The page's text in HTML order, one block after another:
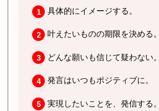
具体的にイメージする。
叶えたいものの期限を決める。
どんな願いも信じて疑わない。
発言はいつもポジティブに。
実現したいことを、発信する。